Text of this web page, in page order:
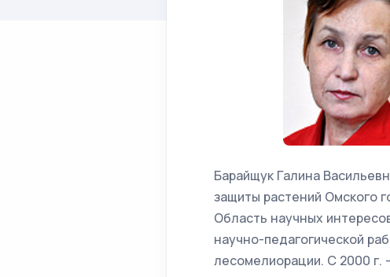
Барайщук Галина
защиты растений Омского
Область научных
научно-педагогической
лесомелиорации. С 2000 г.